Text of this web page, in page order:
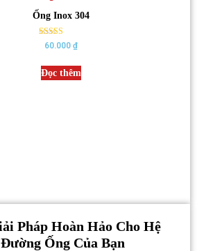
Ống Inox 304
Rated
60.000₫
Đọc thêm
Pháp Hoàn Hảo Cho Hệ
Ống Của Bạn